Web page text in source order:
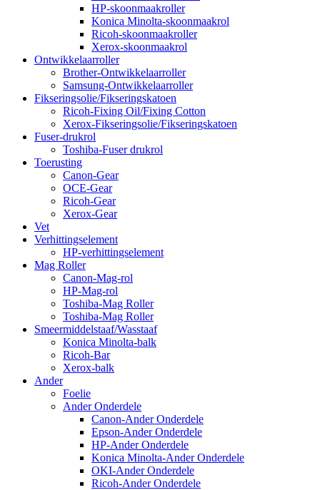
HP-skoonmaakroller
Konica Minolta-skoonmaakrol
Ricoh-skoonmaakroller
Xerox-skoonmaakrol
Ontwikkelaarroller
Brother-Ontwikkelaarroller
Samsung-Ontwikkelaarroller
Fikseringsolie/Fikseringskatoen
Ricoh-Fixing Oil/Fixing Cotton
Xerox-Fikseringsolie/Fikseringskatoen
Fuser-drukrol
Toshiba-Fuser drukrol
Toerusting
Canon-Gear
OCE-Gear
Ricoh-Gear
Xerox-Gear
Vet
Verhittingselement
HP-verhittingselement
Mag Roller
Canon-Mag-rol
HP-Mag-rol
Toshiba-Mag Roller
Toshiba-Mag Roller
Smeermiddelstaaf/Wasstaaf
Konica Minolta-balk
Ricoh-Bar
Xerox-balk
Ander
Foelie
Ander Onderdele
Canon-Ander Onderdele
Epson-Ander Onderdele
HP-Ander Onderdele
Konica Minolta-Ander Onderdele
OKI-Ander Onderdele
Ricoh-Ander Onderdele